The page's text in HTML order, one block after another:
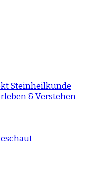
Steinheilkunde
& Verstehen